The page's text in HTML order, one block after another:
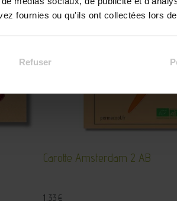
fournies ou qu'ils ont collectées lors
Refuser
Carotte Amsterdam 2 AB
1,33 €